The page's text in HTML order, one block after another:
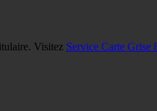
Visitez Service Carte Grise